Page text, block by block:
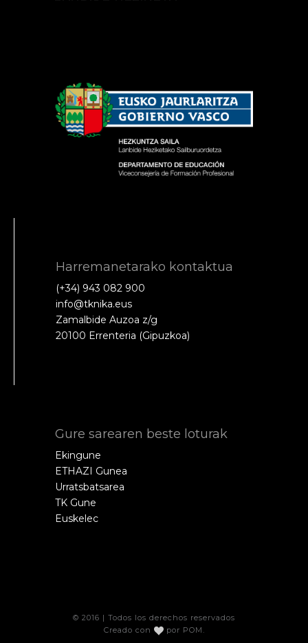
Harremanetarako kontaktua
(+34) 943 082 900
info@tknika.eus
Zamalbide Auzoa z/g
20100 Errenteria (Gipuzkoa)
Gure sarearen beste loturak
Ekingune
ETHAZI Gunea
Urratsbatsarea
TK Gune
Euskelec
© 2016 | Todos los derechos reservados
Creado con
por POM